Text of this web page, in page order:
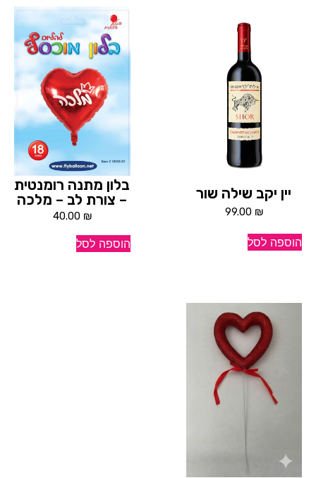
יין יקב שילה שור
99.00 ₪
הוספה לסל
בלון מתנה רומנטית
– צורת לב – מלכה
40.00 ₪
הוספה לסל